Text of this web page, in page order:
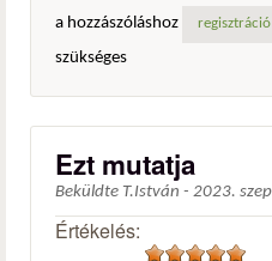
a hozzászóláshoz regisztráció
szükséges
Ezt mutatja
Beküldte T.István - 2023.
Értékelés: